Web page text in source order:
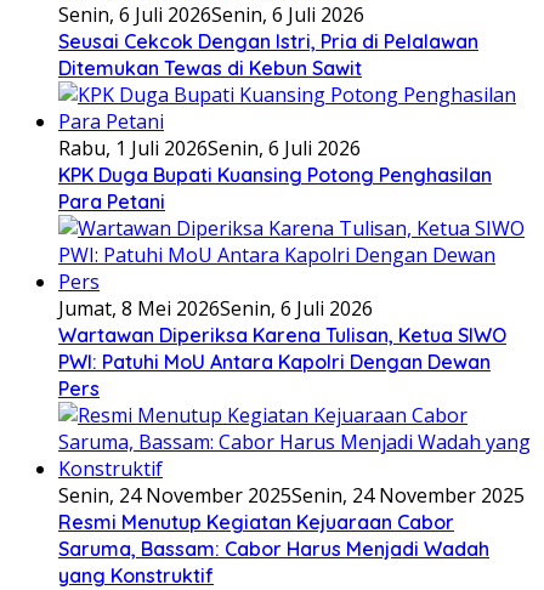
Senin, 6 Juli 2026Senin, 6 Juli 2026
Seusai Cekcok Dengan Istri, Pria di Pelalawan
Ditemukan Tewas di Kebun Sawit
Rabu, 1 Juli 2026Senin, 6 Juli 2026
KPK Duga Bupati Kuansing Potong Penghasilan
Para Petani
Jumat, 8 Mei 2026Senin, 6 Juli 2026
Wartawan Diperiksa Karena Tulisan, Ketua SIWO
PWI: Patuhi MoU Antara Kapolri Dengan Dewan
Pers
Senin, 24 November 2025Senin, 24 November 2025
Resmi Menutup Kegiatan Kejuaraan Cabor
Saruma, Bassam: Cabor Harus Menjadi Wadah
yang Konstruktif